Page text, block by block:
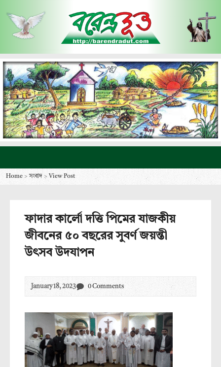
Home > সংবাদ >View Post
ফাদার কার্লো দত্তি পিমের যাজকীয়
জীবনের ৫০ বছরের সুবর্ণ জয়ন্তী
উৎসব উদযাপন
January 18, 2023 0 Comments